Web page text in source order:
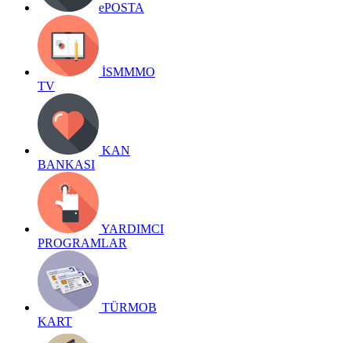
ePOSTA
İSMMMO
TV
KAN
BANKASI
YARDIMCI
PROGRAMLAR
TÜRMOB
KART